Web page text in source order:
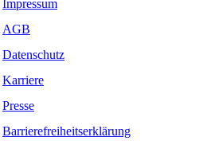
Impressum
AGB
Datenschutz
Karriere
Presse
Barrierefreiheitserklärung